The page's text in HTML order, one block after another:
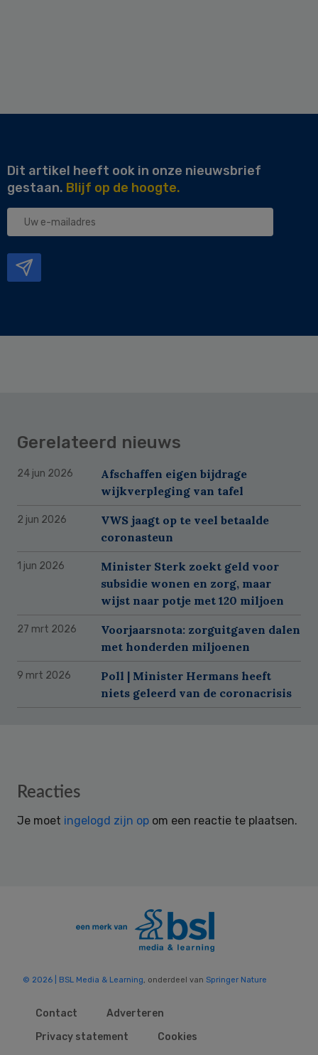
Dit artikel heeft ook in onze nieuwsbrief
gestaan. Blijf op de hoogte.
Uw
Gerelateerd nieuws
24 jun 2026
Afschaffen eigen bijdrage
wijkverpleging van tafel
2 jun 2026
VWS jaagt op te veel betaalde
coronasteun
1 jun 2026
Minister Sterk zoekt geld voor
subsidie wonen en zorg, maar
wijst naar potje met 120 miljoen
27 mrt 2026
Voorjaarsnota: zorguitgaven dalen
met honderden miljoenen
9 mrt 2026
Poll | Minister Hermans heeft
niets geleerd van de coronacrisis
Reader
Reacties
Je moet ingelogd zijn op om een reactie te plaatsen.
© 2026 | BSL Media & Learning, onderdeel van Springer Nature
Contact
Adverteren
Privacy statement
Cookies